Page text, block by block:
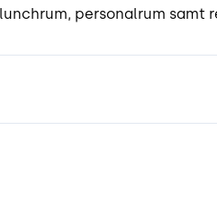
personalrum samt